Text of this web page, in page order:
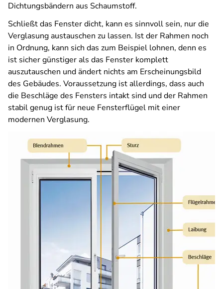
Dichtungsbändern aus Schaumstoff.
Schließt das Fenster dicht, kann es sinnvoll sein, nur die
Verglasung austauschen zu lassen. Ist der Rahmen noch
in Ordnung, kann sich das zum Beispiel lohnen, denn es
ist sicher günstiger als das Fenster komplett
auszutauschen und ändert nichts am Erscheinungsbild
des Gebäudes. Voraussetzung ist allerdings, dass auch
die Beschläge des Fensters intakt sind und der Rahmen
stabil genug ist für neue Fensterflügel mit einer
modernen Verglasung.